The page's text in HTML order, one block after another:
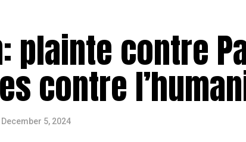
plainte contre
contre
December 5, 2024